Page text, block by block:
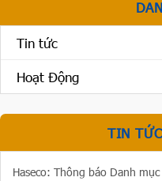
Tin tức
Hoạt Động
TIN
Haseco: Thông báo Danh